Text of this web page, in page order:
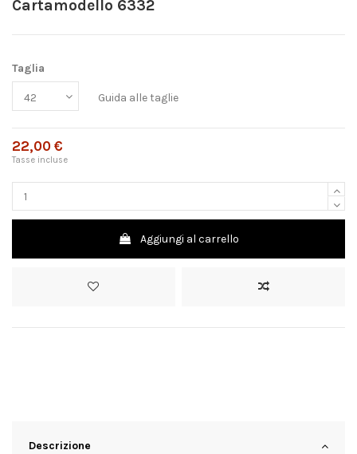
Cartamodello 6332
Taglia
Guida alle taglie
22,00 €
Tasse incluse
Aggiungi al carrello
Descrizione